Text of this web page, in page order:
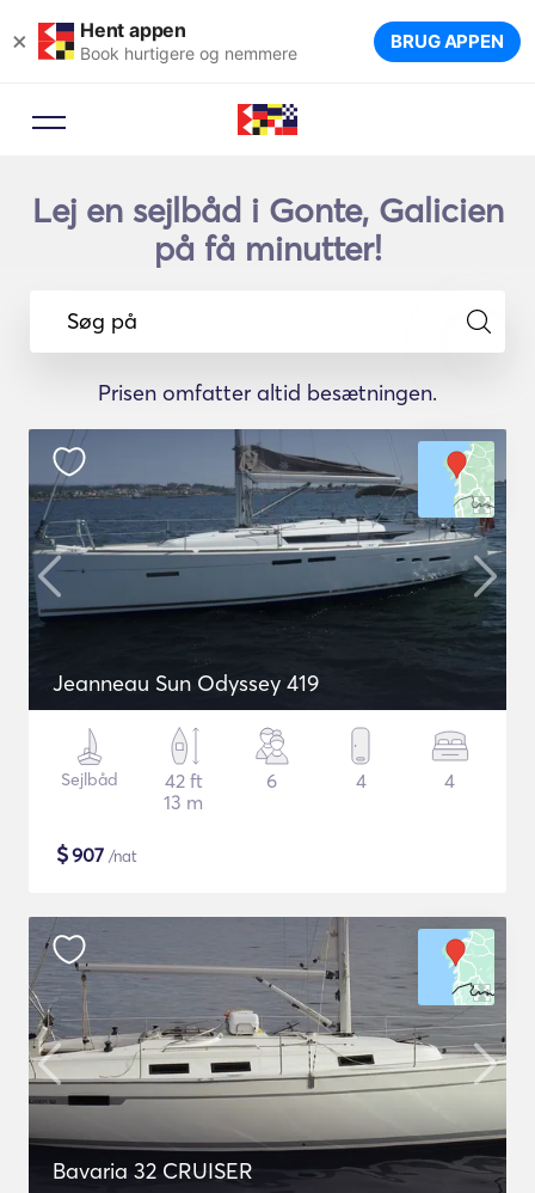
× Hent appen
Book hurtigere og nemmere BRUG APPEN
Lej en sejlbåd i Gonte, Galicien
på få minutter!
Søg på
Prisen omfatter altid besætningen.
Jeanneau Sun Odyssey 419
Sejlbåd
42 ft
13 m
6 4 4
$907 /nat
Bavaria 32 CRUISER